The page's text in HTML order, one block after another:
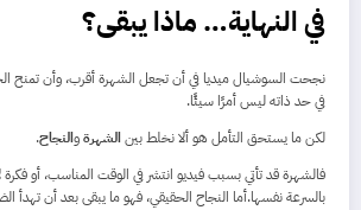
في النهاية… ماذا يبقى؟
نجحت السوشيال ميديا في أن تجعل الشهرة أقرب، وأن تمنح
في حد ذاته ليس أمرًا سيئًا.
لكن ما يستحق التأمل هو ألا نخلط بينالشهرةوالنجاح.
فالشهرة قد تأتي بسبب فيديو انتشر في الوقت المناسب، أو
بالسرعة نفسها.أما النجاح الحقيقي، فهو ما يبقى بعد أن تهدأ